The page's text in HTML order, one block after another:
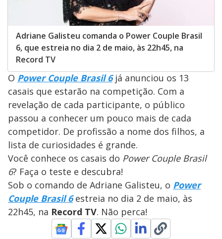
Adriane Galisteu comanda o Power Couple Brasil
6, que estreia no dia 2 de maio, às 22h45, na
Record TV
O Power Couple Brasil 6já anunciou os 13
casais que estarão na competição. Com a
revelação de cada participante, o público
passou a conhecer um pouco mais de cada
competidor. De profissão a nome dos filhos, a
lista de curiosidades é grande.
Você conhece os casais do Power Couple Brasil
6? Faça o teste e descubra!
Sob o comando de Adriane Galisteu, o Power
Couple Brasil 6estreia no dia 2 de maio, às
22h45, na Record TV. Não perca!